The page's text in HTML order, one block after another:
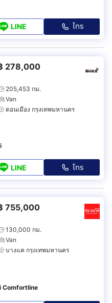
LINE โทร
278,000
205,453 กม.
Van
ดอนเมือง กรุงเทพมหานคร
LINE โทร
755,000
130,000 กม.
Van
บางแค กรุงเทพมหานคร
Comfortline